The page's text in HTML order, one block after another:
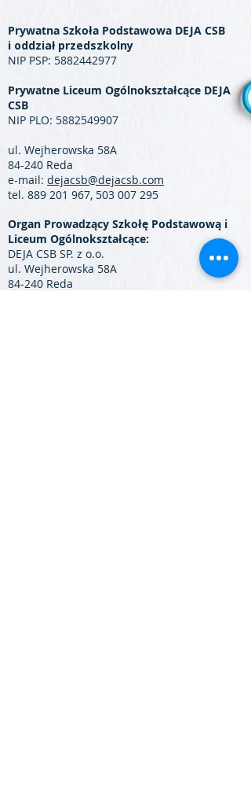
Prywatna Szkoła Podstawowa DEJA CSB
i oddział przedszkolny
NIP PSP: 5882442977
Prywatne Liceum Ogólnokształcące DEJA
CSB
NIP PLO: 5882549907
ul. Wejherowska 58A
84-240 Reda
e-mail: dejacsb@dejacsb.com
tel. 889 201 967, 503 007 295
Organ Prowadzący Szkołę Podstawową i
Liceum Ogólnokształcące:
DEJA CSB SP. z o.o.
ul. Wejherowska 58A
84-240 Reda